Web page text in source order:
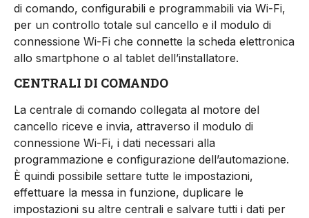
di comando, configurabili e programmabili via Wi-Fi,
per un controllo totale sul cancello e il modulo di
connessione Wi-Fi che connette la scheda elettronica
allo smartphone o al tablet dell’installatore.
CENTRALI DI COMANDO
La centrale di comando collegata al motore del
cancello riceve e invia, attraverso il modulo di
connessione Wi-Fi, i dati necessari alla
programmazione e configurazione dell’automazione.
È quindi possibile settare tutte le impostazioni,
effettuare la messa in funzione, duplicare le
impostazioni su altre centrali e salvare tutti i dati per